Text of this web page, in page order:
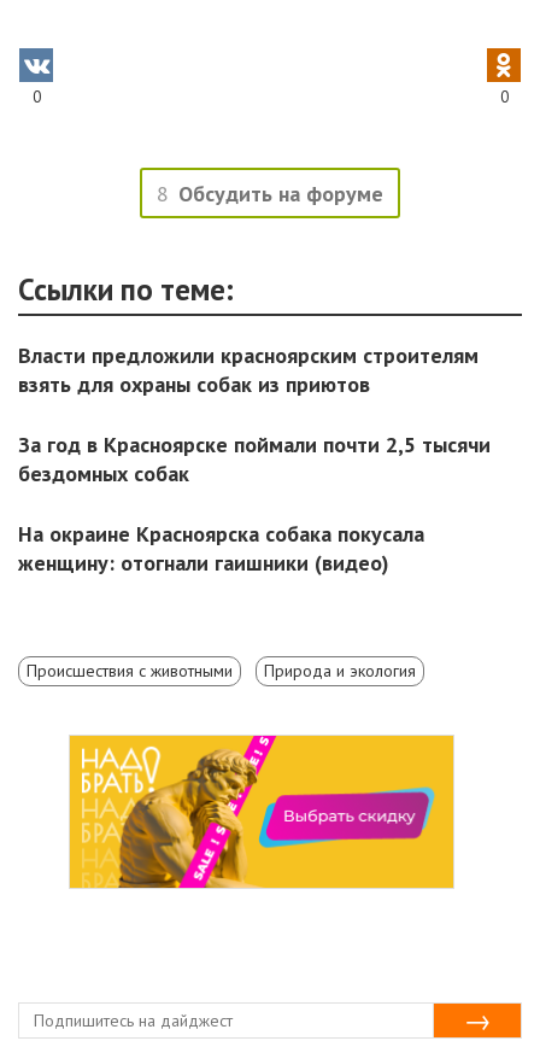
0 0
8 Обсудить на форуме
Ссылки по теме:
Власти предложили красноярским строителям
взять для охраны собак из приютов
За год в Красноярске поймали почти 2,5 тысячи
бездомных собак
На окраине Красноярска собака покусала
женщину: отогнали гаишники (видео)
Происшествия с животными Природа и экология